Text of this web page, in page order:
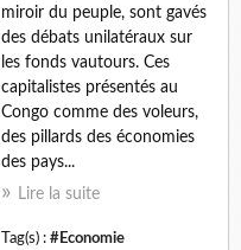
miroir du peuple, sont gavés
des débats unilatéraux sur
les fonds vautours. Ces
capitalistes présentés au
Congo comme des voleurs,
des pillards des économies
des pays...
Lire la suite
Tag(s) : #Economie